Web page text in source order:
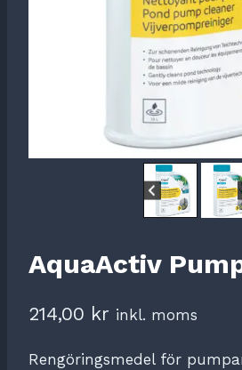
AquaActiv
214,00 kr inkl. moms
Rengöringsmedel för